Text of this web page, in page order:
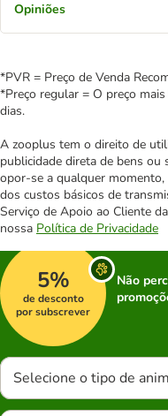
Opiniões
*PVR = Preço de Venda
*Preço regular = O preço
dias.
A zooplus tem o direito de
publicidade direta de bens ou
opor-se a qualquer
dos custos básicos de
Serviço de Apoio ao Cliente
nossa Política de Privacidade
5%
de desconto
por subscrever
Não
Selecione o tipo de